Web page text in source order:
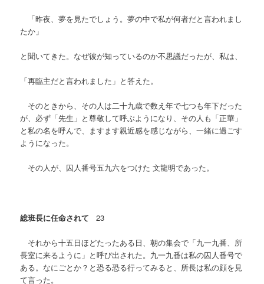
「昨夜、夢を見たでしょう。夢の中で私が何者だと言われまし
たか」
と聞いてきた。なぜ彼が知っているのか不思議だったが、私は、
「再臨主だと言われました」と答えた。
そのときから、その人は二十九歳で数え年で七つも年下だった
が、必ず「先生」と尊敬して呼ぶようになり、その人も「正華」
と私の名を呼んで、ますます親近感を感じながら、一緒に過ごす
ようになった。
その人が、囚人番号五九六をつけた 文龍明であった。
総班長に任命されて 23
それから十五日ほどたったある日、朝の集会で「九一九番、所
長室に来るように」と呼び出された。九一九番は私の囚人番号で
ある。なにごとか？と恐る恐る行ってみると、所長は私の顔を見
て言った。